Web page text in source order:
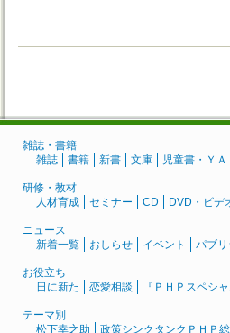
雑誌・書籍
雑誌
書籍 新書 文庫 児童書・ＹＡ
研修・教材
人材育成
セミナー CD DVD・ビデ
ニュース
新着一覧
おしらせ イベント パブリ
お役立ち
日に新た
恋愛相談 『ＰＨＰスペシ
テーマ別
松下幸之助
政策シンクタンクＰＨＰ